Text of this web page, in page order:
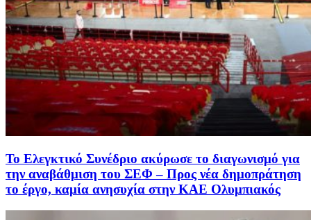
Το Ελεγκτικό Συνέδριο ακύρωσε το διαγωνισμό για
την αναβάθμιση του ΣΕΦ – Προς νέα δημοπράτηση
το έργο, καμία ανησυχία στην ΚΑΕ Ολυμπιακός